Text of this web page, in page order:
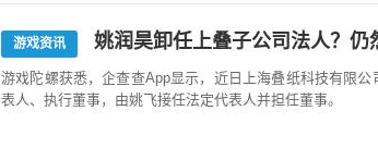
游戏资讯 姚润昊卸任上叠子公司法人？仍
游戏陀螺获悉，企查查App显示，近日上海叠纸科技有限
表人、执行董事，由姚飞接任法定代表人并担任董事。